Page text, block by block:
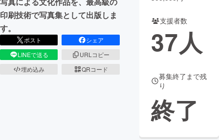
印刷技術で写真集として出版しま
す。
ポスト
シェア
LINEで送る
URLコピー
埋め込み
QRコード
支援者数
37人
募集終了まで残
り
終了